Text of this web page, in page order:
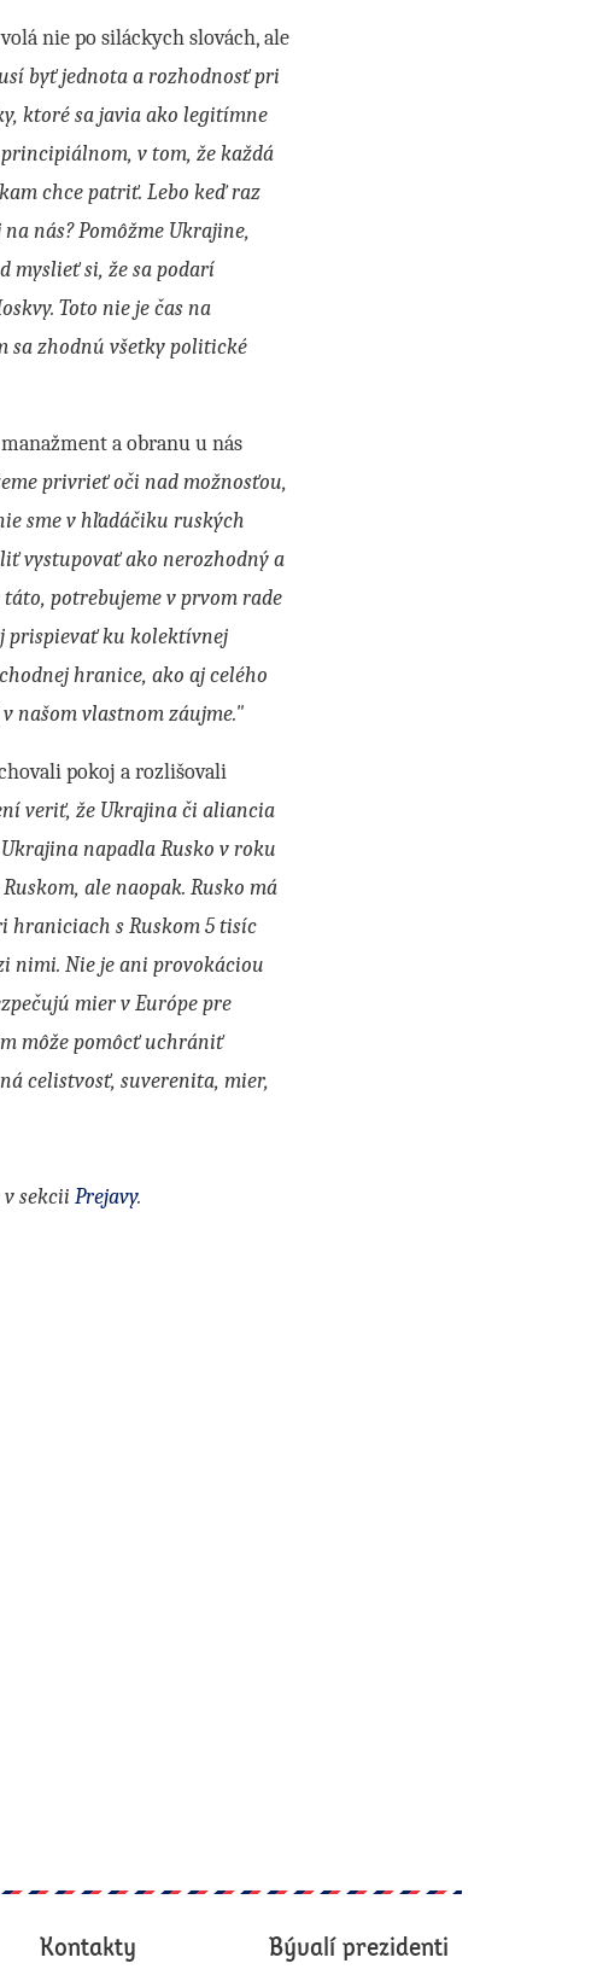
nie po siláckych slovách, ale
byť jednota a rozhodnosť pri
ktoré sa javia ako legitímne
v tom, že každá
chce patriť. Lebo keď raz
nás?Pomôžme Ukrajine,
myslieť si, že sa podarí
Toto nie je čas na
sa zhodnú všetky politické
a obranu u nás
privrieť oči nad možnosťou,
sme v hľadáčiku ruských
vystupovať ako nerozhodný a
potrebujeme v prvom rade
prispievať ku kolektívnej
hranice, ako aj celého
našom vlastnom záujme."
pokoj a rozlišovali
veriť, že Ukrajina či aliancia
napadla Rusko v roku
ale naopak. Rusko má
hraniciach s Ruskom 5 tisíc
nimi. Nie je ani provokáciou
mier v Európe pre
môže pomôcť uchrániť
celistvosť, suverenita, mier,
sekcii Prejavy.
Kontakty Bývalí prezidenti